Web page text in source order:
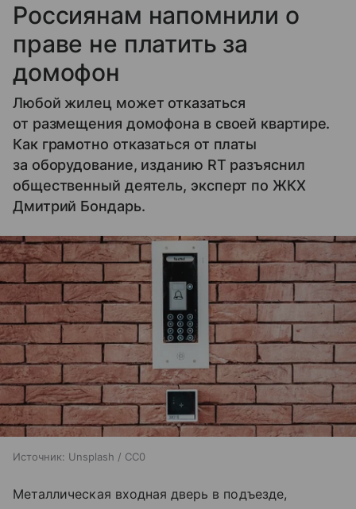
Россиянам напомнили о
праве не платить за
домофон
Любой жилец может отказаться
от размещения домофона в своей квартире.
Как грамотно отказаться от платы
за оборудование, изданию RT разъяснил
общественный деятель, эксперт по ЖКХ
Дмитрий Бондарь.
Источник: Unsplash / CC0
Металлическая входная дверь в подъезде,